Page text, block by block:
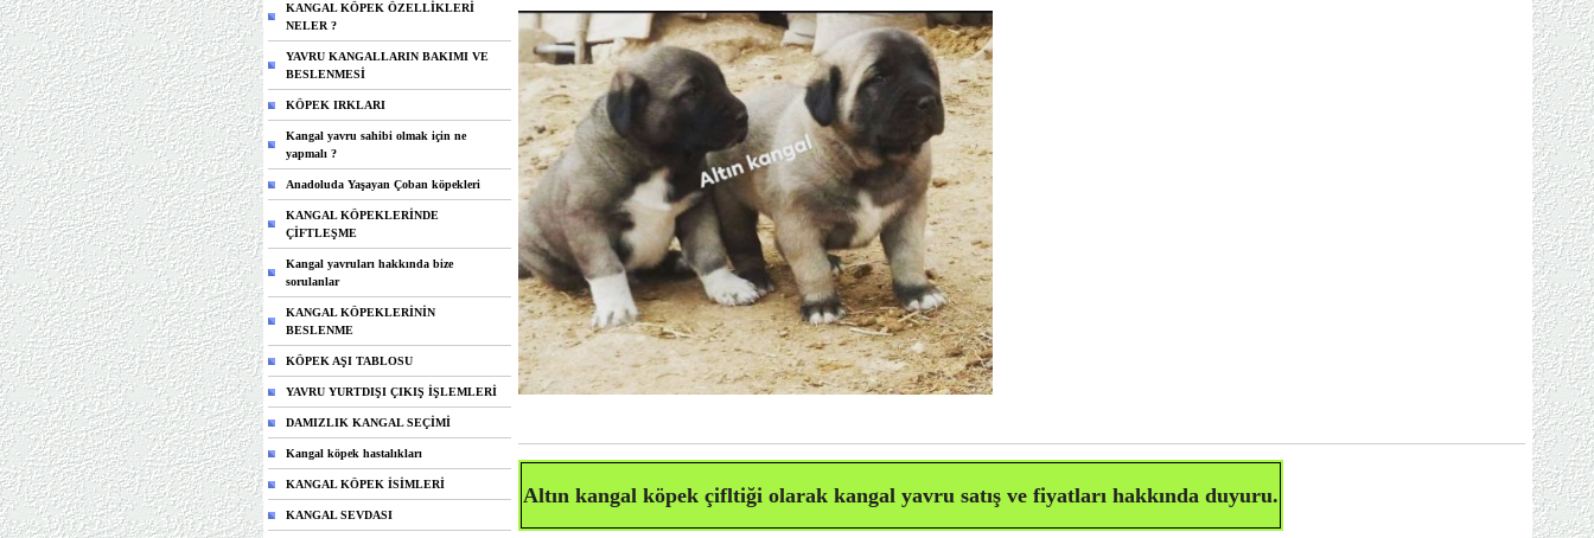
KANGAL KÖPEK ÖZELLİKLERİ
NELER ?
YAVRU KANGALLARIN BAKIMI VE
BESLENMESİ
KÖPEK IRKLARI
Kangal yavru sahibi olmak için ne
yapmalı ?
Anadoluda Yaşayan Çoban köpekleri
KANGAL KÖPEKLERİNDE
ÇİFTLEŞME
Kangal yavruları hakkında bize
sorulanlar
KANGAL KÖPEKLERİNİN
BESLENME
KÖPEK AŞI TABLOSU
YAVRU YURTDIŞI ÇIKIŞ İŞLEMLERİ
DAMIZLIK KANGAL SEÇİMİ
Kangal köpek hastalıkları
KANGAL KÖPEK İSİMLERİ
KANGAL SEVDASI
Altın kangal köpek çifltiği olarak kangal yavru satış ve fiyatları hakkında duyuru.